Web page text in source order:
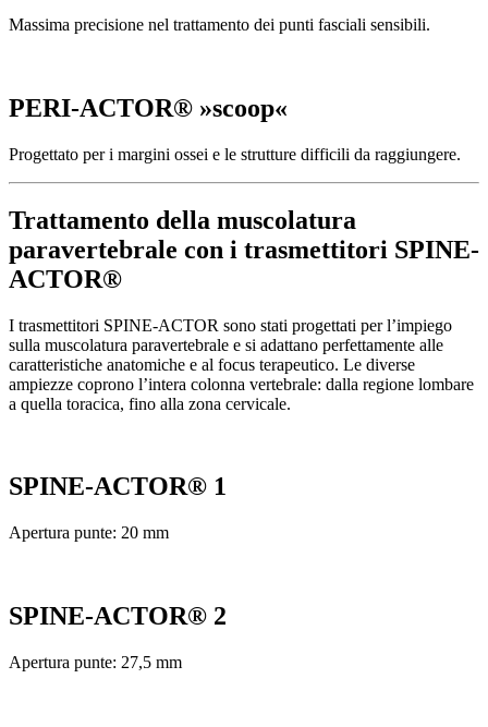
Massima precisione nel trattamento dei punti fasciali sensibili.
PERI-ACTOR® »scoop«
Progettato per i margini ossei e le strutture difficili da raggiungere.
Trattamento della muscolatura
paravertebrale con i trasmettitori SPINE-
ACTOR®
I trasmettitori SPINE-ACTOR sono stati progettati per l’impiego
sulla muscolatura paravertebrale e si adattano perfettamente alle
caratteristiche anatomiche e al focus terapeutico. Le diverse
ampiezze coprono l’intera colonna vertebrale: dalla regione lombare
a quella toracica, fino alla zona cervicale.
SPINE-ACTOR® 1
Apertura punte: 20 mm
SPINE-ACTOR® 2
Apertura punte: 27,5 mm